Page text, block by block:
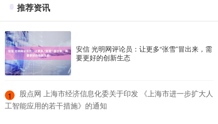
推荐资讯
安信 光明网评论员：让更多“张雪”冒出来，需
要更好的创新生态
1
​股点网 上海市经济信息化委关于印发 《上海市进一步扩大人
工智能应用的若干措施》的通知